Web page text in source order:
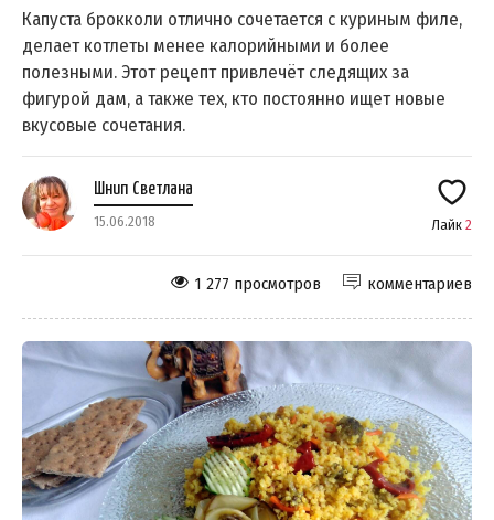
Капуста брокколи отлично сочетается с куриным филе,
делает котлеты менее калорийными и более
полезными. Этот рецепт привлечёт следящих за
фигурой дам, а также тех, кто постоянно ищет новые
вкусовые сочетания.
Шнип Светлана
15.06.2018 Лайк 2
комментариев
1 277 просмотров